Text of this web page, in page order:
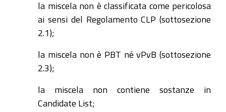
la miscela non è classificata come pericolosa
ai sensi del Regolamento CLP (sottosezione
2.1);
la miscela non è PBT né vPvB (sottosezione
2.3);
la miscela non contiene sostanze in
Candidate List;